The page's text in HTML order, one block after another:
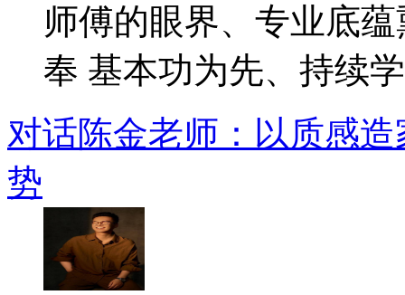
师傅的眼界、专业底
奉 基本功为先、持续
对话陈金老师：以质感
势